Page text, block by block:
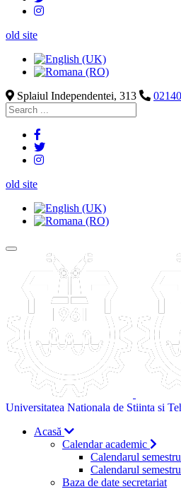
old site
Splaiul Independentei, 313
old site
Universitatea Nationala de Stiinta si
Acasă
Calendar academic
Calendarul
Calendarul
Baza de date secretariat